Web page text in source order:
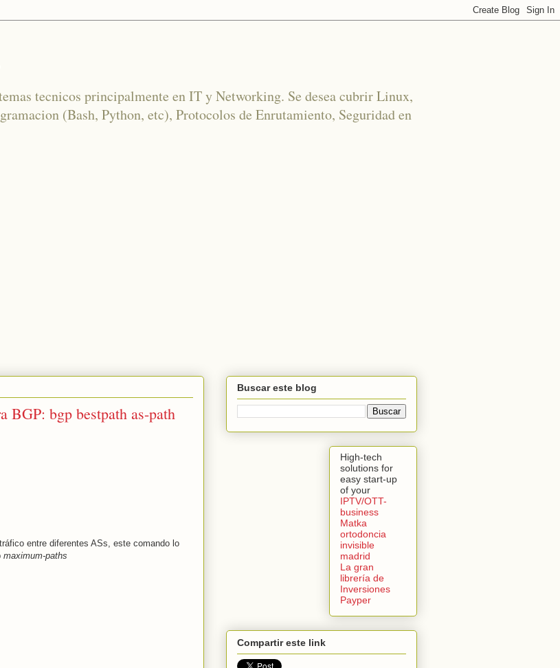
tecnicos principalmente en IT y Networking. Se desea cubrir Linux,
(Bash, Python, etc), Protocolos de Enrutamiento, Seguridad en
BGP: bgp bestpath as-path
entre diferentes ASs, este comando lo
maximum-paths
Buscar este blog
High-tech
solutions for
easy start-up
of your
IPTV/OTT-
business
Matka
ortodoncia
invisible
madrid
La gran
librería de
Inversiones
Payper
Compartir este link